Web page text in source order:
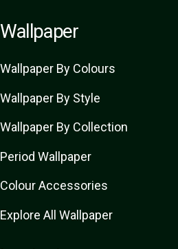
Wallpaper
Wallpaper By Colours
Wallpaper By Style
Wallpaper By Collection
Period Wallpaper
Colour Accessories
Explore All Wallpaper